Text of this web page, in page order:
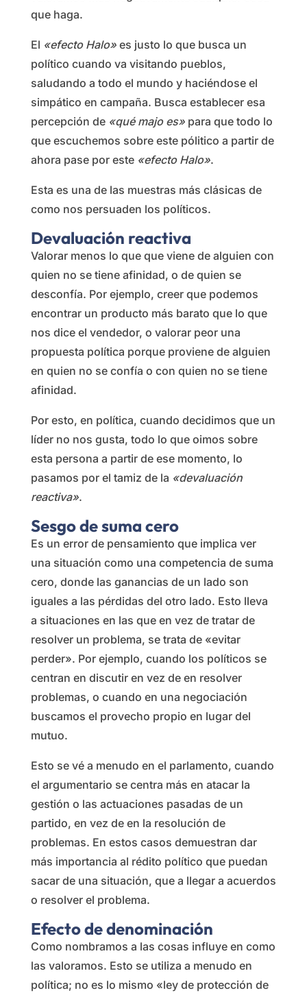
que haga.
El «efecto Halo»es justo lo que busca un
político cuando va visitando pueblos,
saludando a todo el mundo y haciéndose el
simpático en campaña. Busca establecer esa
percepción de «qué majo es»para que todo lo
que escuchemos sobre este pólitico a partir de
ahora pase por este «efecto Halo».
Esta es una de las muestras más clásicas de
como nos persuaden los políticos.
Devaluación reactiva
Valorar menos lo que que viene de alguien con
quien no se tiene afinidad, o de quien se
desconfía. Por ejemplo, creer que podemos
encontrar un producto más barato que lo que
nos dice el vendedor, o valorar peor una
propuesta política porque proviene de alguien
en quien no se confía o con quien no se tiene
afinidad.
Por esto, en política, cuando decidimos que un
líder no nos gusta, todo lo que oimos sobre
esta persona a partir de ese momento, lo
pasamos por el tamiz de la «devaluación
reactiva».
Sesgo de suma cero
Es un error de pensamiento que implica ver
una situación como una competencia de suma
cero, donde las ganancias de un lado son
iguales a las pérdidas del otro lado. Esto lleva
a situaciones en las que en vez de tratar de
resolver un problema, se trata de «evitar
perder». Por ejemplo, cuando los políticos se
centran en discutir en vez de en resolver
problemas, o cuando en una negociación
buscamos el provecho propio en lugar del
mutuo.
Esto se vé a menudo en el parlamento, cuando
el argumentario se centra más en atacar la
gestión o las actuaciones pasadas de un
partido, en vez de en la resolución de
problemas. En estos casos demuestran dar
más importancia al rédito político que puedan
sacar de una situación, que a llegar a acuerdos
o resolver el problema.
Efecto de denominación
Como nombramos a las cosas influye en como
las valoramos. Esto se utiliza a menudo en
política; no es lo mismo «ley de protección de